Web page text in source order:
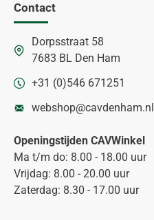
Contact
Dorpsstraat 58
7683 BL Den Ham
+31 (0)546 671251
webshop@cavdenham.nl
Openingstijden CAVWinkel
Ma t/m do: 8.00 - 18.00 uur
Vrijdag: 8.00 - 20.00 uur
Zaterdag: 8.30 - 17.00 uur